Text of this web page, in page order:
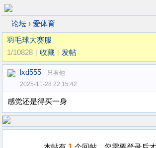
论坛 › 爱体育
羽毛球大赛服
1/10828
收藏 发帖
lxd555
只看他
2025-11-28 22:15:42
感觉还是得买一身